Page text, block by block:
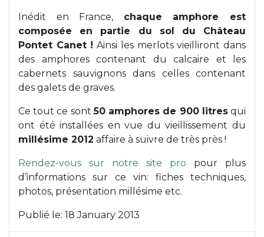
Inédit en France, chaque amphore est
composée en partie du sol du Château
Pontet Canet ! Ainsi les merlots vieilliront dans
des amphores contenant du calcaire et les
cabernets sauvignons dans celles contenant
des galets de graves.
Ce tout ce sont50 amphores de 900 litresqui
ont été installées en vue du vieillissement du
millésime 2012 affaire à suivre de très près !
Rendez-vous sur notre site pro pour plus
d’informations sur ce vin: fiches techniques,
photos, présentation millésime etc.
Publié le: 18 January 2013